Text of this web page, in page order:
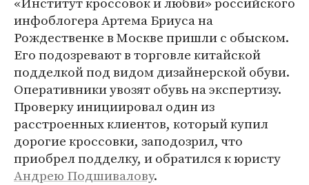
инфоблогера Артема Бриуса на
Рождественке в Москве пришли с обыском.
Его подозревают в торговле китайской
подделкой под видом дизайнерской обуви.
Оперативники увозят обувь на экспертизу.
Проверку инициировал один из
расстроенных клиентов, который купил
дорогие кроссовки, заподозрил, что
приобрел подделку, и обратился к юристу
Андрею Подшивалову.